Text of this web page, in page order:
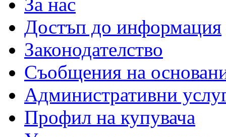
Достъп до информация
Законодателство
Съобщения на
Административни
Профил на купувача